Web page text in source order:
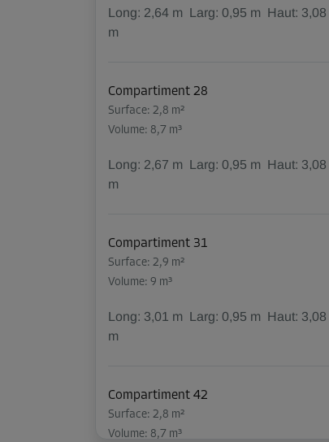
Long: 2,64 m Larg: 0,95 m Haut: 3,08
m
Compartiment 28
Surface: 2,8 m²
Volume: 8,7 m³
Long: 2,67 m Larg: 0,95 m Haut: 3,08
m
Compartiment 31
Surface: 2,9 m²
Volume: 9 m³
Long: 3,01 m Larg: 0,95 m Haut: 3,08
m
Compartiment 42
Surface: 2,8 m²
Volume: 8,7 m³